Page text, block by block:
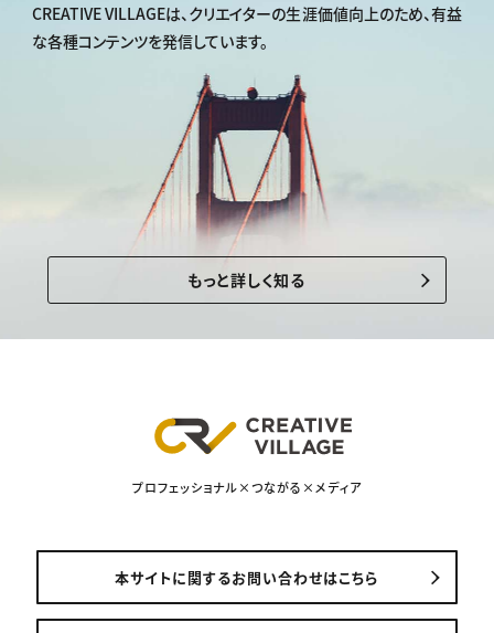
CREATIVE VILLAGEは、 クリエイターの生涯価値向上のため、有益
な各種コンテンツを発信しています。
もっと詳しく知る
プロフェッショナル×つながる×メディア
本サイトに関するお問い合わせはこちら